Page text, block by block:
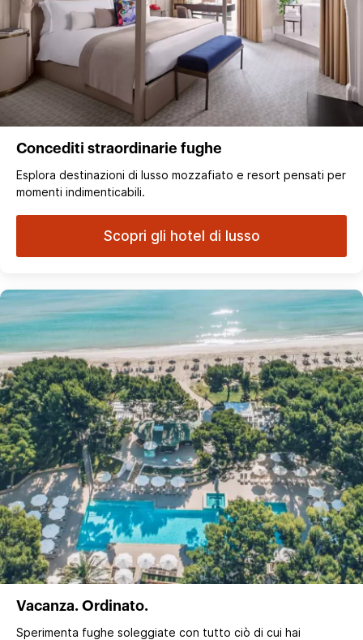
Concediti straordinarie fughe
Esplora destinazioni di lusso mozzafiato e resort pensati per
momenti indimenticabili.
Scopri gli hotel di lusso
Vacanza. Ordinato.
Sperimenta fughe soleggiate con tutto ciò di cui hai